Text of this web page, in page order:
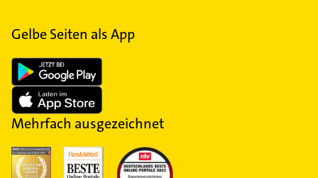
Gelbe Seiten als App
Mehrfach ausgezeichnet